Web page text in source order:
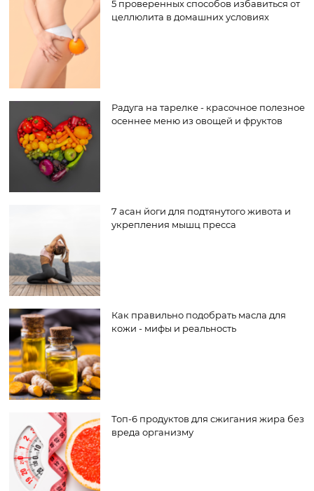
5 проверенных способов избавиться от
целлюлита в домашних условиях
Радуга на тарелке - красочное полезное
осеннее меню из овощей и фруктов
7 асан йоги для подтянутого живота и
укрепления мышц пресса
Как правильно подобрать масла для
кожи - мифы и реальность
Топ-6 продуктов для сжигания жира без
вреда организму